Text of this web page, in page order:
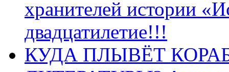
хранителей истории
двадцатилетие!!!
КУДА ПЛЫВЁТ